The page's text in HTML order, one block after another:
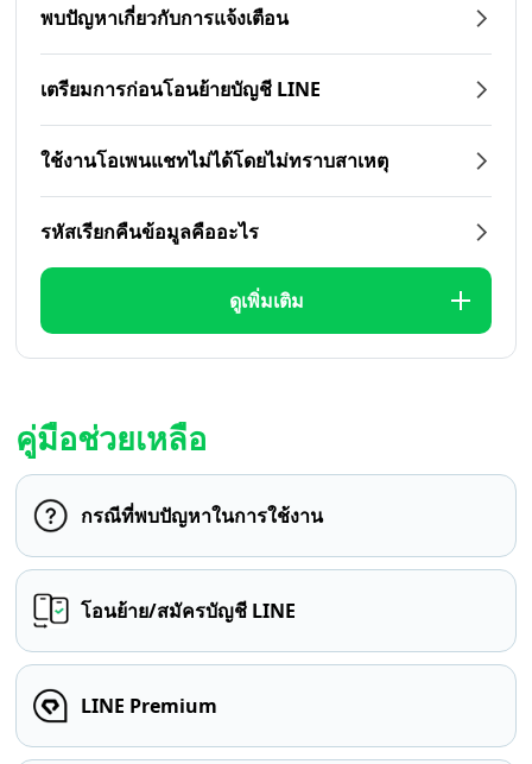
พบปัญหาเกี่ยวกับการแจ้งเตือน
เตรียมการก่อนโอนย้ายบัญชี LINE
ใช้งานโอเพนแชทไม่ได้โดยไม่ทราบสาเหตุ
รหัสเรียกคืนข้อมูลคืออะไร
ดูเพิ่มเติม
คู่มือช่วยเหลือ
กรณีที่พบปัญหาในการใช้งาน
โอนย้าย/สมัครบัญชี LINE
LINE Premium